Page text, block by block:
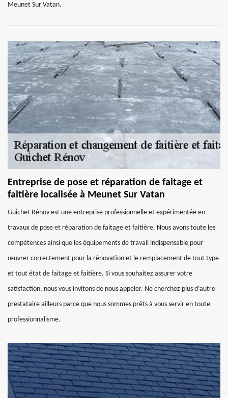
Meunet Sur Vatan.
Entreprise de pose et réparation de faitage et
faitière localisée à Meunet Sur Vatan
Guichet Rénov est une entreprise professionnelle et expérimentée en
travaux de pose et réparation de faitage et faitière. Nous avons toute les
compétences ainsi que les équipements de travail indispensable pour
œuvrer correctement pour la rénovation et le remplacement de tout type
et tout état de faitage et faitière. Si vous souhaitez assurer votre
satisfaction, nous vous invitons de nous appeler. Ne cherchez plus d’autre
prestataire ailleurs parce que nous sommes prêts à vous servir en toute
professionnalisme.